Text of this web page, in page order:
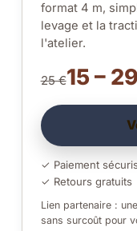
format 4 m,
levage et la
l'atelier.
25 €15 –
✓ Paiement
✓ Retours gratuits
Lien partenaire :
sans surcoût pour